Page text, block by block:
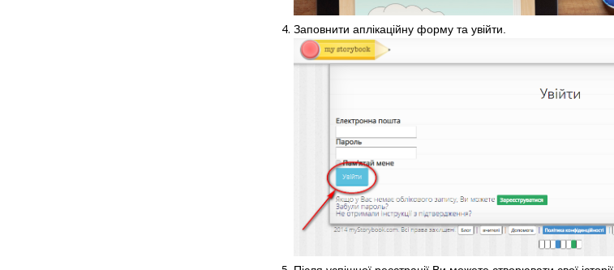
Заповнити аплікаційну форму та увійти.